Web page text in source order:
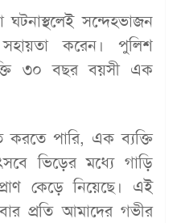
ঘটনাস্থলেই সন্দেহভাজন
করেন। পুলিশ
৩০ বছর বয়সী এক
করতে পারি, এক ব্যক্তি
ভিড়ের মধ্যে গাড়ি
কেড়ে নিয়েছে। এই
প্রতি আমাদের গভীর